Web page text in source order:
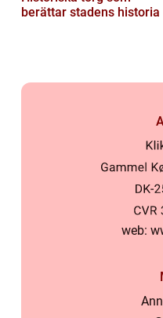
berättar stadens historia
web: